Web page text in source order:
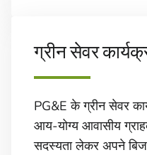
ग्रीन सेवर
PG&E के ग्रीन सेवर
आय-योग्य आवासीय
सदस्यता लेकर अपने